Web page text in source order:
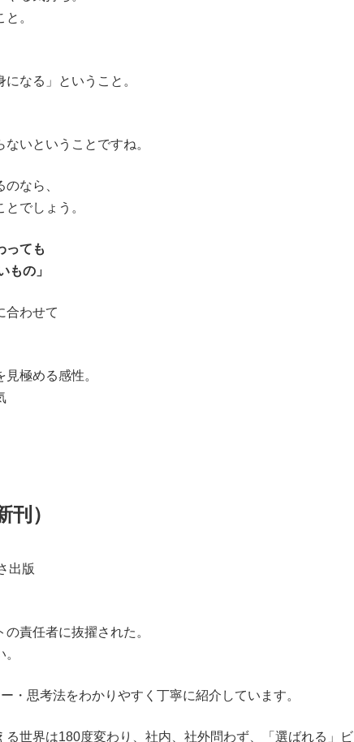
。
なる」ということ。
いということですね。
なら、
でしょう。
っても
もの」
合わせて
極める感性。
）
出版
責任者に抜擢された。
・思考法をわかりやすく丁寧に紹介しています。
世界は180度変わり、社内、社外問わず、「選ばれる」ビ